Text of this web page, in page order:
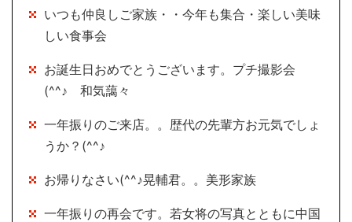
いつも仲良しご家族・・今年も集合・楽しい美味
しい食事会
お誕生日おめでとうございます。プチ撮影会
(^^♪ 和気藹々
一年振りのご来店。。歴代の先輩方お元気でしょ
うか？(^^♪
お帰りなさい(^^♪晃輔君。。美形家族
一年振りの再会です。若女将の写真とともに中国